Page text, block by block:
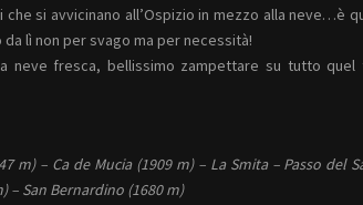
si avvicinano all’Ospizio in mezzo alla neve…è
lì non per svago ma per necessità!
neve fresca, bellissimo zampettare su tutto
m) – Ca de Mucia (1909 m) – La Smita – Passo del
– San Bernardino (1680 m)